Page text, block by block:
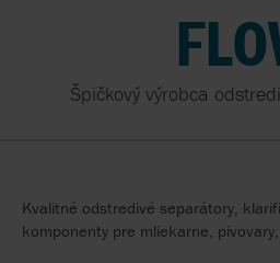
Špičkový výrobca
Kvalitné odstredivé separátory,
komponenty pre mliekarne,